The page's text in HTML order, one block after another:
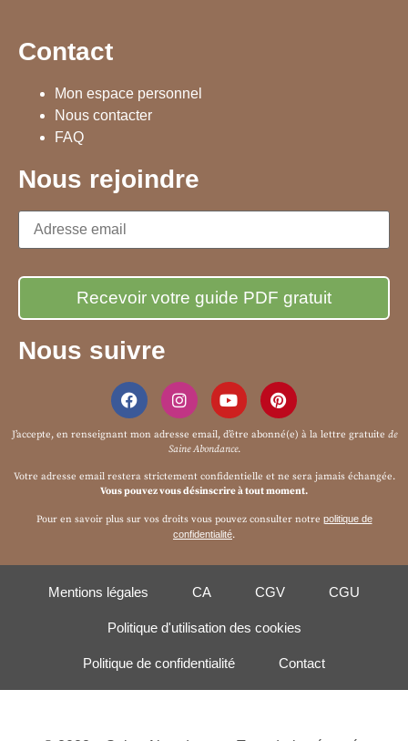
Contact
Mon espace personnel
Nous contacter
FAQ
Nous rejoindre
Nous suivre
J’accepte, en renseignant mon adresse email, d’être abonné(e) à la lettre gratuite de
Saine Abondance.
Votre adresse email restera strictement confidentielle et ne sera jamais échangée.
Vous pouvez vous désinscrire à tout moment.
Pour en savoir plus sur vos droits vous pouvez consulter notre politique de
confidentialité.
Mentions légales CA CGV CGU
Politique d'utilisation des cookies
Politique de confidentialité Contact